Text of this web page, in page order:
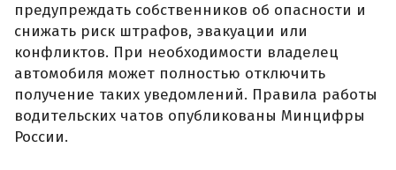
предупреждать собственников об опасности и
снижать риск штрафов, эвакуации или
конфликтов. При необходимости владелец
автомобиля может полностью отключить
получение таких уведомлений. Правила работы
водительских чатов опубликованы Минцифры
России.